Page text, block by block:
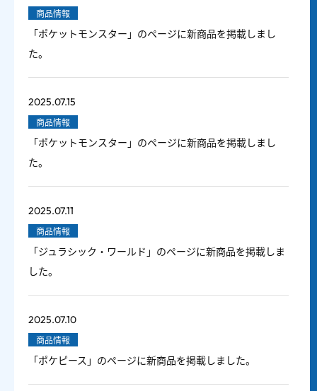
商品情報
「ポケットモンスター」のページに新商品を掲載しまし
た。
2025.07.15
商品情報
「ポケットモンスター」のページに新商品を掲載しまし
た。
2025.07.11
商品情報
「ジュラシック・ワールド」のページに新商品を掲載しま
した。
2025.07.10
商品情報
「ポケピース」のページに新商品を掲載しました。